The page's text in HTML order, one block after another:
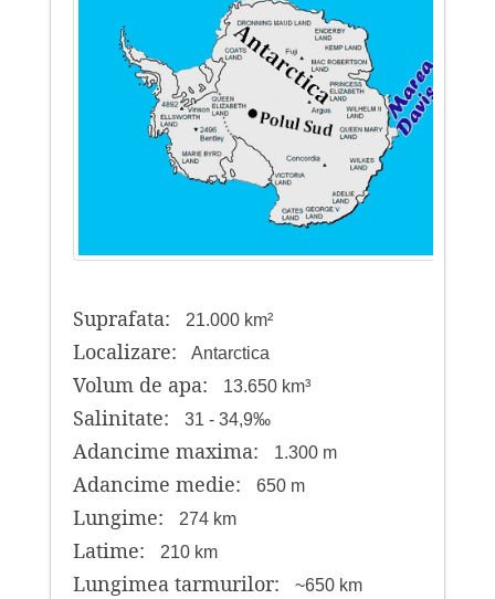
Suprafata: 21.000 km²
Localizare: Antarctica
Volum de apa: 13.650 km³
Salinitate: 31 - 34,9‰
Adancime maxima: 1.300 m
Adancime medie: 650 m
Lungime: 274 km
Latime: 210 km
Lungimea tarmurilor: ~650 km